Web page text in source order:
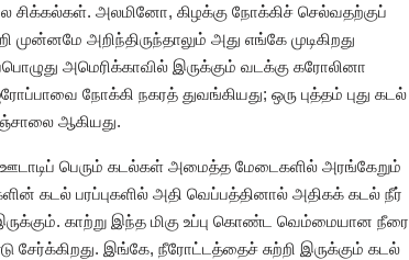
சிக்கல்கள். அலமினோ, கிழக்கு நோக்கிச் செல்வதற்குப்
அறிந்திருந்தாலும் அது எங்கே முடிகிறது
அமெரிக்காவில் இருக்கும் வடக்கு கரோலினா
நோக்கி நகரத் துவங்கியது; ஒரு புத்தம் புது கடல்
ஆகியது.
பெரும் கடல்கள் அமைத்த மேடைகளில் அரங்கேறும்
கடல் பரப்புகளில் அதி வெப்பத்தினால் அதிகக் கடல் நீர்
காற்று இந்த மிகு உப்பு கொண்ட வெம்மையான நீரை
சேர்க்கிறது. இங்கே, நீரோட்டத்தைச் சுற்றி இருக்கும் கடல்